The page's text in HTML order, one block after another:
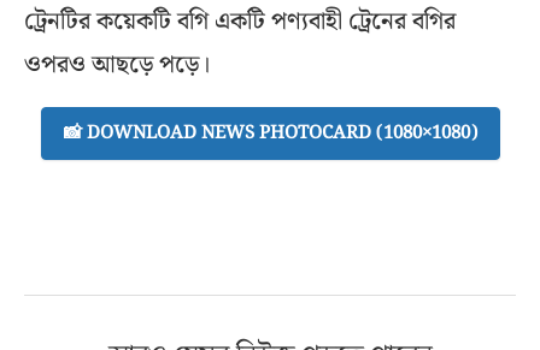
ট্রেনটির কয়েকটি বগি একটি পণ্যবাহী ট্রেনের বগির
ওপরও আছড়ে পড়ে।
📸 DOWNLOAD NEWS PHOTOCARD (1080×1080)